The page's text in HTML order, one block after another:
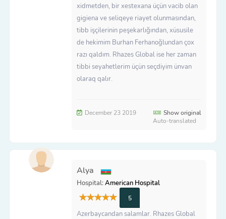
xidmetden, bir xestexana üçün vacib olan
gigiena ve seliqeye riayet olunmasından,
tibb işçilerinin peşekarlığından, xüsusile
de hekimim Burhan Ferhanoğlundan çox
razı qaldım. Rhazes Global ise her zaman
tibbi seyahetlerim üçün seçdiyim ünvan
olaraq qalır.
December 23 2019
Show original
Auto-translated
Alya
Hospital:American Hospital
5
Azerbaycandan salamlar. Rhazes Global